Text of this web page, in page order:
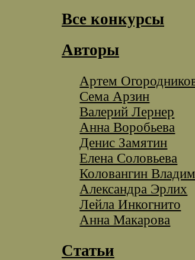
Все конкурсы
Авторы
Артем
Сема Арзин
Валерий Лернер
Анна Воробьева
Денис Замятин
Елена Соловьева
Коловангин
Александра Эрлих
Лейла Инкогнито
Анна Макарова
Статьи